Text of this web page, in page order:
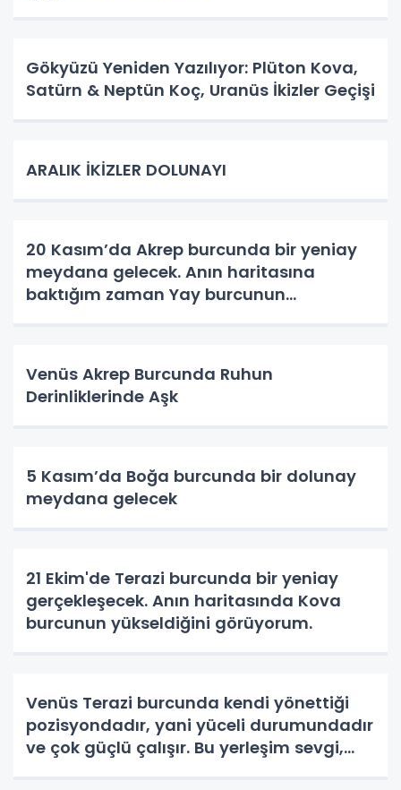
Gökyüzü Yeniden Yazılıyor: Plüton Kova,
Satürn & Neptün Koç, Uranüs İkizler Geçişi
ARALIK İKİZLER DOLUNAYI
20 Kasım’da Akrep burcunda bir yeniay
meydana gelecek. Anın haritasına
baktığım zaman Yay burcunun
Venüs Akrep Burcunda Ruhun
Derinliklerinde Aşk
5 Kasım’da Boğa burcunda bir dolunay
meydana gelecek
21 Ekim'de Terazi burcunda bir yeniay
gerçekleşecek. Anın haritasında Kova
burcunun yükseldiğini görüyorum.
Venüs Terazi burcunda kendi yönettiği
pozisyondadır, yani yüceli durumundadır
ve çok güçlü çalışır. Bu yerleşim sevgi,